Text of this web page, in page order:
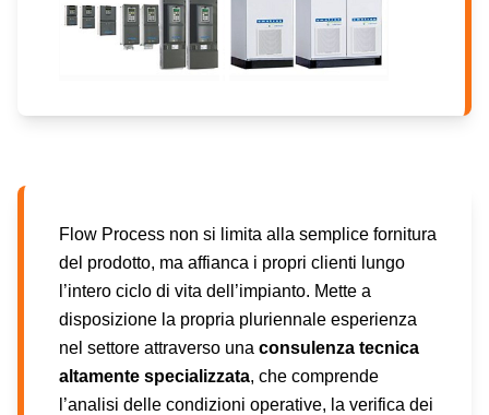
Flow Process non si limita alla semplice fornitura
del prodotto, ma affianca i propri clienti lungo
l’intero ciclo di vita dell’impianto. Mette a
disposizione la propria pluriennale esperienza
nel settore attraverso una consulenza tecnica
altamente specializzata, che comprende
l’analisi delle condizioni operative, la verifica dei